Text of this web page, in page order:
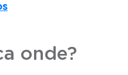
onde?